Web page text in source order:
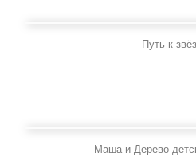
Путь к
Маша и Дерево